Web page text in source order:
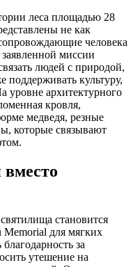
леса площадью 28
не как
человека
миссии
людей с природой,
поддерживать культуру,
уровне архитектурного
кровля,
медведя, резные
которые связывают
вместо
становится
для мягких
за
утешение на